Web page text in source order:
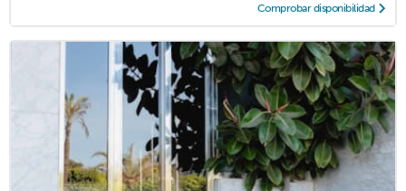
Comprobar disponibilidad